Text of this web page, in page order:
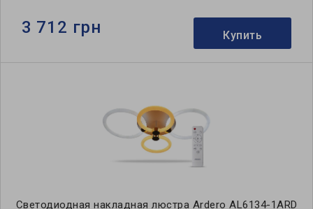
3 712 грн Купить
Светодиодная накладная люстра Ardero AL6134-1ARD